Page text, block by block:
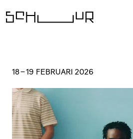
18–19 FEBRUARI 2026